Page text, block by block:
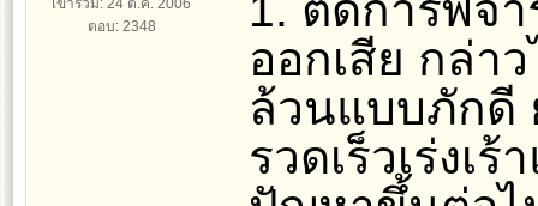
เข้าร่วม: 24 ต.ค. 2006
ตอบ: 2348
ออกเสีย กล่า
ล้วนแบบภักดี
รวดเร็วเร่งเ